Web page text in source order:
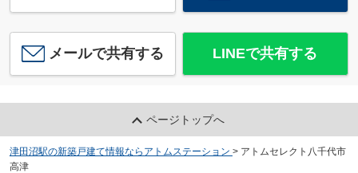
メールで共有する LINEで共有する
ページトップへ
津田沼駅の新築戸建て情報ならアトムステーション > アトムセレクト八千代市
高津